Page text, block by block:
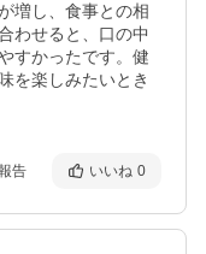
増し、食事との相
わせると、口の中
すかったです。健
を楽しみたいとき
告 いいね 0